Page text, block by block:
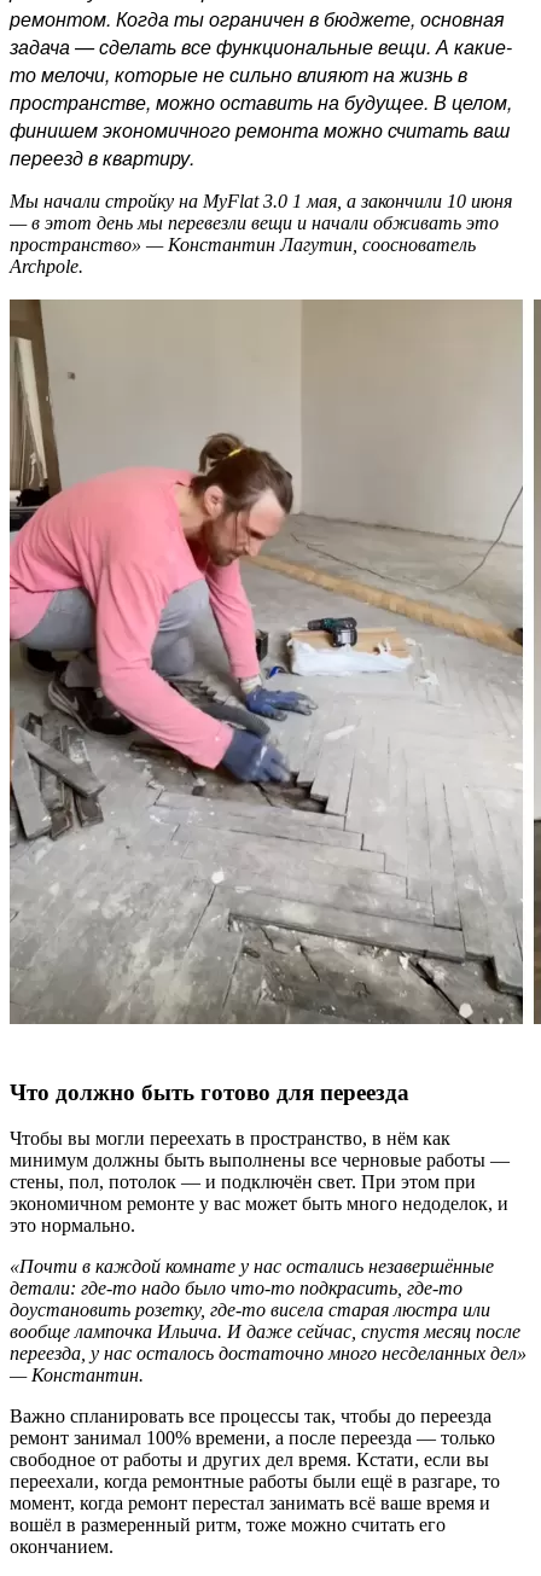
ремонтом. Когда ты ограничен в бюджете, основная
задача — сделать все функциональные вещи. А какие-
то мелочи, которые не сильно влияют на жизнь в
пространстве, можно оставить на будущее. В целом,
финишем экономичного ремонта можно считать ваш
переезд в квартиру.
Мы начали стройку на MyFlat 3.0 1 мая, а закончили 10 июня
— в этот день мы перевезли вещи и начали обживать это
пространство» — Константин Лагутин, сооснователь
Archpole.
Что должно быть готово для переезда
Чтобы вы могли переехать в пространство, в нём как
минимум должны быть выполнены все черновые работы —
стены, пол, потолок — и подключён свет. При этом при
экономичном ремонте у вас может быть много недоделок, и
это нормально.
«Почти в каждой комнате у нас остались незавершённые
детали: где-то надо было что-то подкрасить, где-то
доустановить розетку, где-то висела старая люстра или
вообще лампочка Ильича. И даже сейчас, спустя месяц после
переезда, у нас осталось достаточно много несделанных дел»
— Константин.
Важно спланировать все процессы так, чтобы до переезда
ремонт занимал 100% времени, а после переезда — только
свободное от работы и других дел время. Кстати, если вы
переехали, когда ремонтные работы были ещё в разгаре, то
момент, когда ремонт перестал занимать всё ваше время и
вошёл в размеренный ритм, тоже можно считать его
окончанием.